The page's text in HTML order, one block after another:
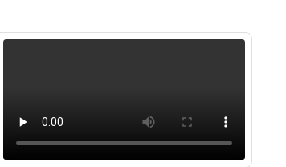
روزنامه‌های ورزشی چهارشنبه ۱۴ مرداد ۱۴۰۵